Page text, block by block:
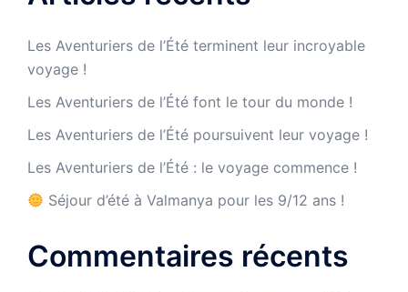
Les Aventuriers de l’Été terminent leur incroyable
voyage !
Les Aventuriers de l’Été font le tour du monde !
Les Aventuriers de l’Été poursuivent leur voyage !
Les Aventuriers de l’Été : le voyage commence !
Séjour d’été à Valmanya pour les 9/12 ans !
Commentaires récents